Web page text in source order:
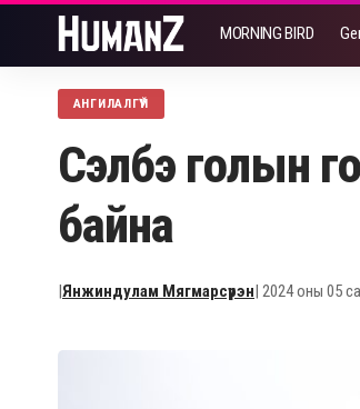
MORNING BIRD
АНГИЛАЛГҮЙ
Сэлбэ голын
байна
|Янжиндулам Мягмарсүрэн| 2024 оны 05